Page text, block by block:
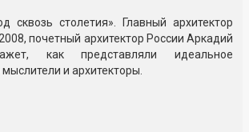
сквозь столетия». Главный архитектор
почетный архитектор России Аркадий
как представляли идеальное
и архитекторы.